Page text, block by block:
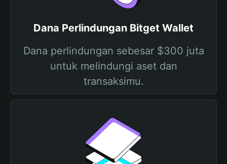
Dana Perlindungan Bitget Wallet
Dana perlindungan sebesar $300 juta
untuk melindungi aset dan
transaksimu.